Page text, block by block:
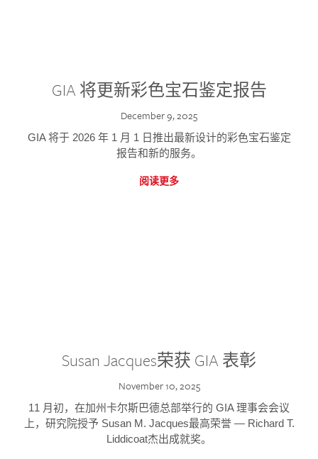
GIA 将更新彩色宝石鉴定报告
December 9, 2025
GIA 将于 2026 年 1 月 1 日推出最新设计的彩色宝石鉴定
报告和新的服务。
阅读更多
Susan Jacques荣获 GIA 表彰
November 10, 2025
11 月初，在加州卡尔斯巴德总部举行的 GIA 理事会会议
上，研究院授予 Susan M. Jacques最高荣誉 — Richard T.
Liddicoat杰出成就奖。